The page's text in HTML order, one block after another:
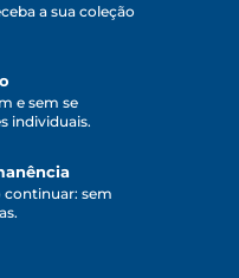
a sua coleção
e sem se
individuais.
sem